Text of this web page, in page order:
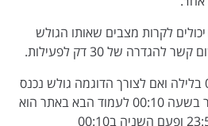
לקרות מצבים שאותו הגולש
של 30 דק לפעילות.
1.כל פעילות נסגרת ב00:00 בלילה ואם לצורך הדוגמה גולש נכנס
לאתר בשעה 23:50 ואז עבר בשעה 00:10 לעמוד הבא באתר הוא